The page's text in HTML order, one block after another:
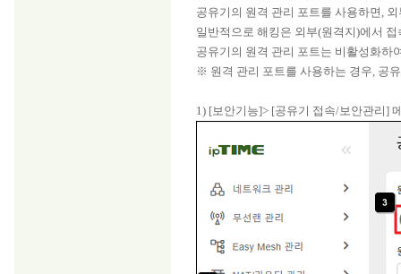
공유기의 원격 관리 포트를 사용하면,
일반적으로 해킹은 외부(원격지)에서
공유기의 원격 관리 포트는 비활성화하
※ 원격 관리 포트를 사용하는 경우, 공
1) [보안기능]> [공유기 접속/보안관리]